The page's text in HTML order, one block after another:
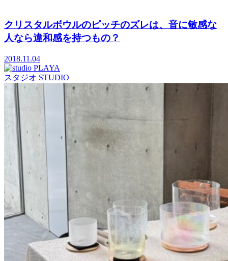
クリスタルボウルのピッチのズレは、音に敏感な
人なら違和感を持つもの？
2018.11.04
スタジオ STUDIO